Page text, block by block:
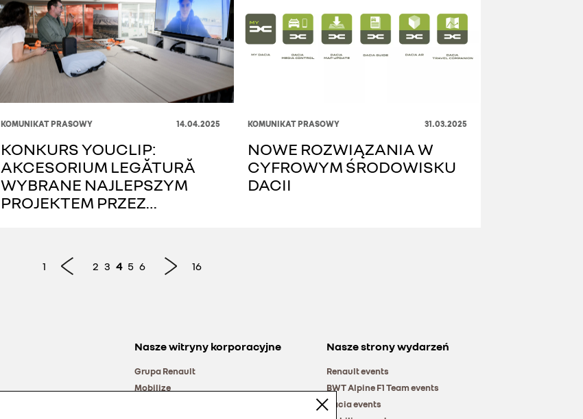
KOMUNIKAT PRASOWY 14.04.2025
KONKURS YOUCLIP:
AKCESORIUM LEGĂTURĂ
WYBRANE NAJLEPSZYM
PROJEKTEM PRZEZ
KOMUNIKAT PRASOWY 31.03.2025
NOWE ROZWIĄZANIA W
CYFROWYM ŚRODOWISKU
DACII
1 2 3 4 5 6 16
Nasze witryny korporacyjne
Grupa Renault
Mobilize
Nasze strony wydarzeń
Renault events
BWT Alpine F1 Team events
Dacia events